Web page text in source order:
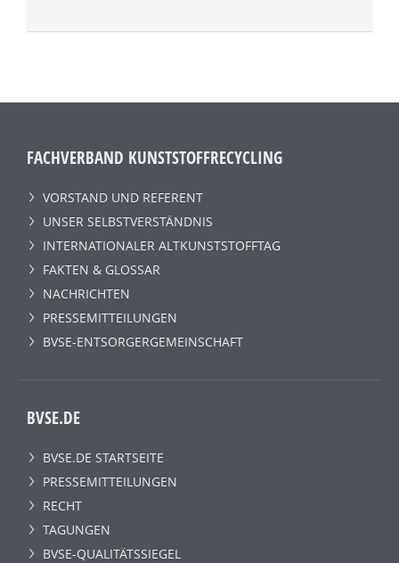
FACHVERBAND KUNSTSTOFFRECYCLING
VORSTAND UND REFERENT
UNSER SELBSTVERSTÄNDNIS
INTERNATIONALER ALTKUNSTSTOFFTAG
FAKTEN & GLOSSAR
NACHRICHTEN
PRESSEMITTEILUNGEN
BVSE-ENTSORGERGEMEINSCHAFT
BVSE.DE
BVSE.DE STARTSEITE
PRESSEMITTEILUNGEN
RECHT
TAGUNGEN
BVSE-QUALITÄTSSIEGEL